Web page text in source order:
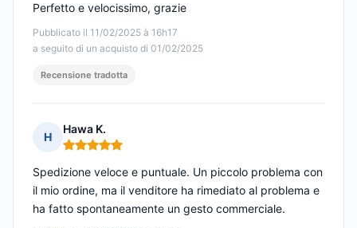
Pubblicato il 11/02/2025 à 16h17
a seguito di un acquisto di 01/02/2025
Perfetto e velocissimo, grazie
Recensione tradotta
H
Hawa K.
Nota: 5 su 5
Spedizione veloce e puntuale. Un piccolo problema con
il mio ordine, ma il venditore ha rimediato al problema e
ha fatto spontaneamente un gesto commerciale.